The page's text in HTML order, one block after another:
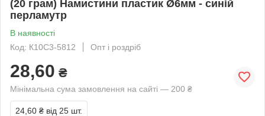
(20 грам) Намистини пластик Ø6мм - синій
перламутр
В наявності
Код: К10С3-5812
Опт і роздріб
28,60 ₴
Мінімальна сума замовлення на сайті — 200 ₴
24,60 ₴ від 25 шт.